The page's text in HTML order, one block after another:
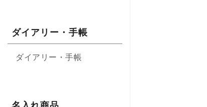
ダイアリー・手帳
ダイアリー・手帳